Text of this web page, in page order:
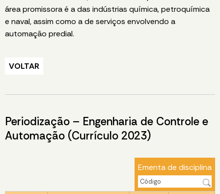
área promissora é a das indústrias química, petroquímica
e naval, assim como a de serviços envolvendo a
automação predial.
VOLTAR
Periodização – Engenharia de Controle e
Automação (Currículo 2023)
Ementa de disciplina